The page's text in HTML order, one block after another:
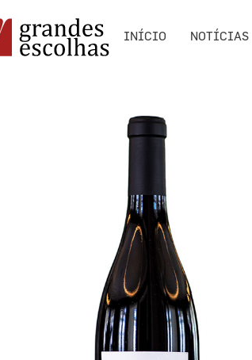
INÍCIO NOTÍCIAS